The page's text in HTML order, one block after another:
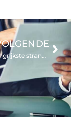
De twee belangrijkste stranden van Pomorie: Centraal en Oost